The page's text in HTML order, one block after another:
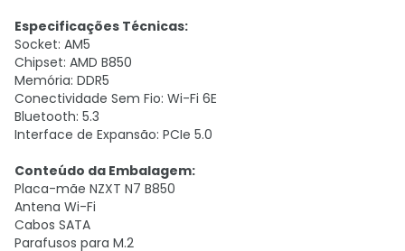
Especificações Técnicas:
Socket: AM5
Chipset: AMD B850
Memória: DDR5
Conectividade Sem Fio: Wi-Fi 6E
Bluetooth: 5.3
Interface de Expansão: PCIe 5.0
Conteúdo da Embalagem:
Placa-mãe NZXT N7 B850
Antena Wi-Fi
Cabos SATA
Parafusos para M.2